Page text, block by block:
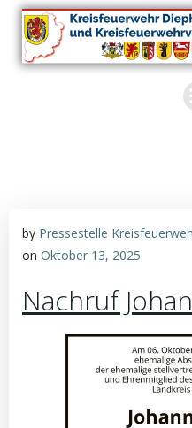
by Pressestelle
on Oktober 13, 2025
Nachruf